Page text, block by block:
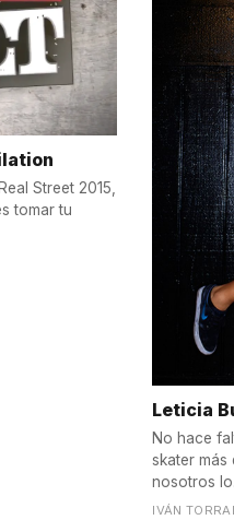
Street 2015,
tomar tu
Leticia
No hace
skater más
nosotros
IVÁN